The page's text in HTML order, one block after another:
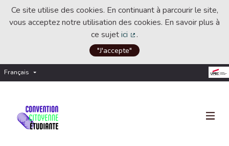
Ce site utilise des cookies. En continuant à parcourir le site,
vous acceptez notre utilisation des cookies. En savoir plus à
ce sujetici
(Lien externe)
.
"J'accepte"
Français Choisir la langue